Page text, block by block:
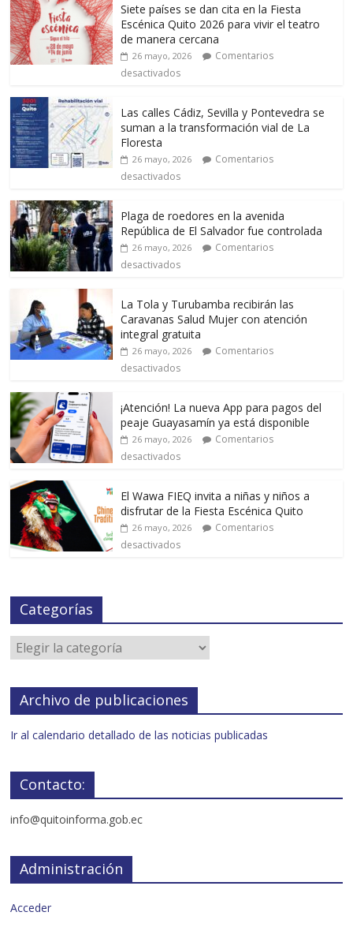
Siete países se dan cita en la Fiesta
Escénica Quito 2026 para vivir el teatro
de manera cercana
26 mayo, 2026
Comentarios
desactivados
Las calles Cádiz, Sevilla y Pontevedra se
suman a la transformación vial de La
Floresta
26 mayo, 2026
Comentarios
desactivados
Plaga de roedores en la avenida
República de El Salvador fue controlada
26 mayo, 2026
Comentarios
desactivados
La Tola y Turubamba recibirán las
Caravanas Salud Mujer con atención
integral gratuita
26 mayo, 2026
Comentarios
desactivados
¡Atención! La nueva App para pagos del
peaje Guayasamín ya está disponible
26 mayo, 2026
Comentarios
desactivados
El Wawa FIEQ invita a niñas y niños a
disfrutar de la Fiesta Escénica Quito
26 mayo, 2026
Comentarios
desactivados
Categorías
Archivo de publicaciones
Ir al calendario detallado de las noticias publicadas
Contacto:
info@quitoinforma.gob.ec
Administración
Acceder